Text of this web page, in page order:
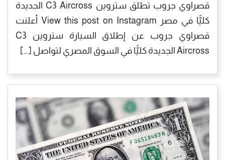
قصراوي جروب تطلق ستروين C3 Aircross الجديدة
كليًّا في مصر View this post on Instagram أعلنت
قصراوي جروب عن إطلاق السيارة ستروين C3
Aircross الجديدة كليًّا في السوق المصري لتواصل […]